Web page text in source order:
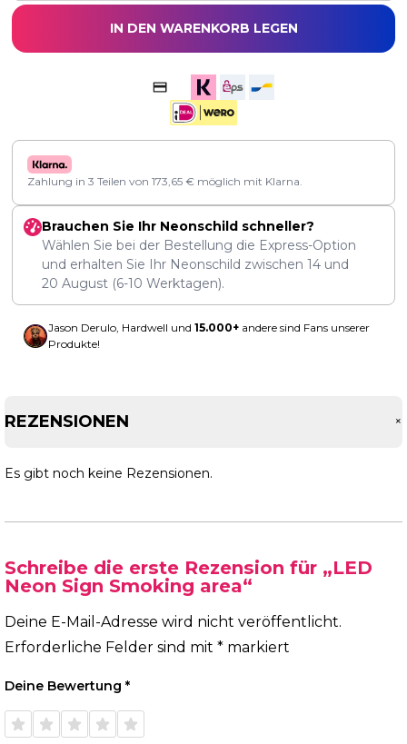
IN DEN WARENKORB LEGEN
Zahlung in 3 Teilen von 173,65 € möglich mit Klarna.
Brauchen Sie Ihr Neonschild schneller?
Wählen Sie bei der Bestellung die Express-Option
und erhalten Sie Ihr Neonschild zwischen 14 und
20 August (6-10 Werktagen).
Jason Derulo, Hardwell und 15.000+ andere sind Fans unserer
Produkte!
REZENSIONEN +
Es gibt noch keine Rezensionen.
Schreibe die erste Rezension für „LED
Neon Sign Smoking area“
Deine E-Mail-Adresse wird nicht veröffentlicht.
Erforderliche Felder sind mit * markiert
Deine Bewertung *
1 von
5 Sternen
2 von
5 Sternen
3 von
5 Sternen
4 von
5 Sternen
5 von
5 Sternen